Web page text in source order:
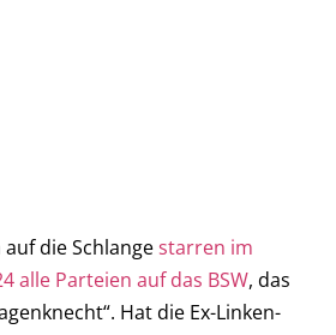
die Schlangestarren im
alle Parteien auf das BSW, das
Hat die Ex-Linken-